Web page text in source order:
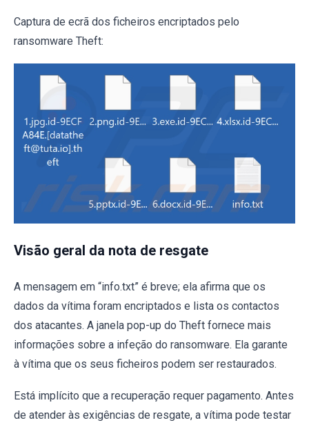
Captura de ecrã dos ficheiros encriptados pelo
ransomware Theft:
Visão geral da nota de resgate
A mensagem em “info.txt” é breve; ela afirma que os
dados da vítima foram encriptados e lista os contactos
dos atacantes. A janela pop-up do Theft fornece mais
informações sobre a infeção do ransomware. Ela garante
à vítima que os seus ficheiros podem ser restaurados.
Está implícito que a recuperação requer pagamento. Antes
de atender às exigências de resgate, a vítima pode testar